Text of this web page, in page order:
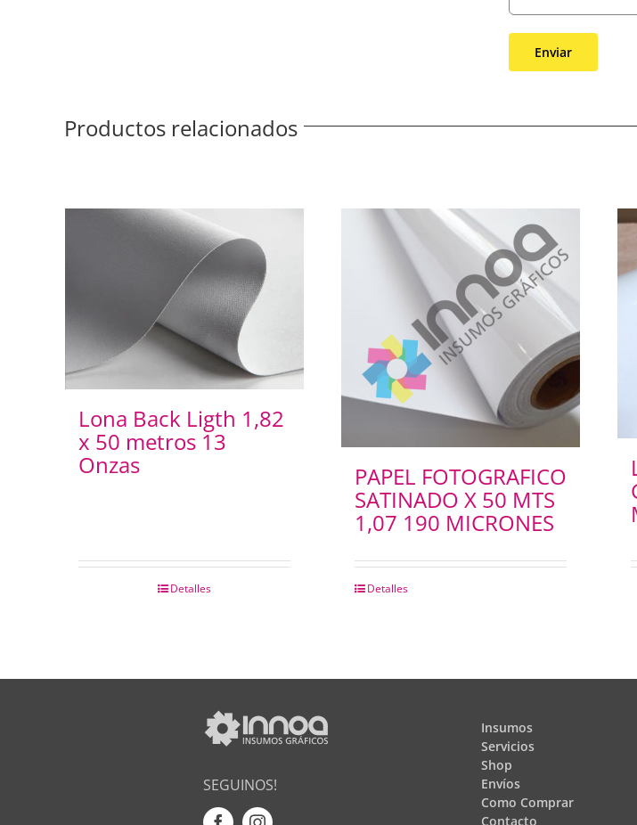
Productos relacionados
Lona Back Ligth 1,82
x 50 metros 13
Onzas
Detalles
PAPEL FOTOGRAFICO
SATINADO X 50 MTS
1,07 190 MICRONES
Detalles
SEGUINOS!
Insumos
Servicios
Shop
Envíos
Como Comprar
Contacto